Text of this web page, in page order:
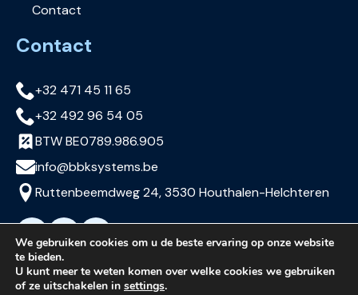
Contact
Contact
+32 471 45 11 65
+32 492 96 54 05
BTW BE0789.986.905
info@bbksystems.be
Ruttenbeemdweg 24, 3530 Houthalen-Helchteren
We gebruiken cookies om u de beste ervaring op onze website
te bieden.
U kunt meer te weten komen over welke cookies we gebruiken
of ze uitschakelen in settings.